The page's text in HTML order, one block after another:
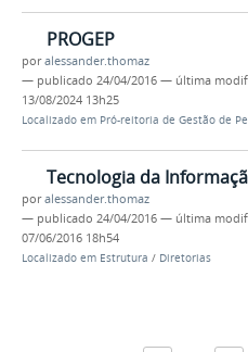
PROGEP
poralessander.thomaz
— publicado 24/04/2016 — última
13/08/2024 13h25
Localizado em Pró-reitoria de Gestão de
Tecnologia da
poralessander.thomaz
— publicado 24/04/2016 — última
07/06/2016 18h54
Localizado em Estrutura / Diretorias